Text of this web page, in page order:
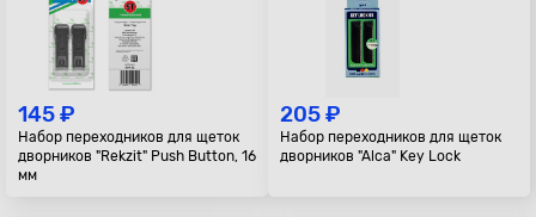
145 ₽
Набор переходников для щеток
дворников "Rekzit" Push Button, 16
мм
205 ₽
Набор переходников для щеток
дворников "Alca" Key Lock